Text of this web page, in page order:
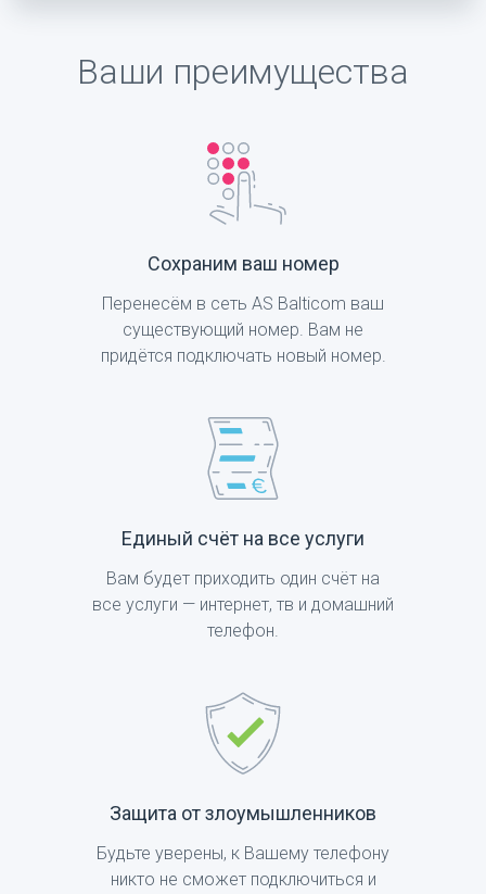
Ваши преимущества
Cохраним ваш номер
Перенесём в сеть AS Balticom ваш
существующий номер. Вам не
придётся подключать новый номер.
Единый счёт на все услуги
Вам будет приходить один счёт на
все услуги — интернет, тв и домашний
телефон.
Защита от злоумышленников
Будьте уверены, к Вашему телефону
никто не сможет подключиться и